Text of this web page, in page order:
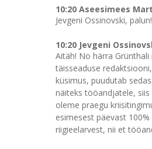
10:20 Aseesimees
Jevgeni Ossinovski, palun!
10:20 Jevgeni
Aitäh! No härra
täisseaduse
küsimus, puudutab
näiteks tööandjatele,
oleme praegu
esimesest päevast
riigieelarvest, nii et